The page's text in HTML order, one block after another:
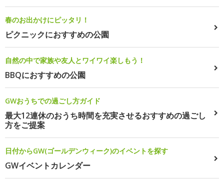
春のお出かけにピッタリ！
ピクニックにおすすめの公園
自然の中で家族や友人とワイワイ楽しもう！
BBQにおすすめの公園
GWおうちでの過ごし方ガイド
最大12連休のおうち時間を充実させるおすすめの過ごし
方をご提案
日付からGW(ゴールデンウィーク)のイベントを探す
GWイベントカレンダー